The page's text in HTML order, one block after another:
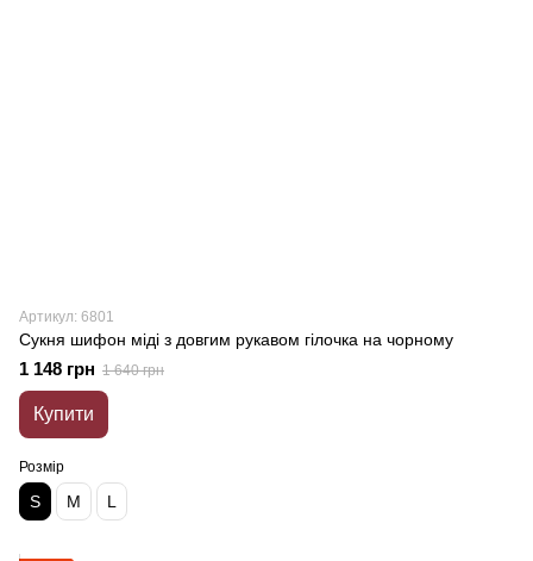
Артикул: 6801
Сукня шифон міді з довгим рукавом гілочка на чорному
1 148 грн 1 640 грн
Купити
Розмір
S M L